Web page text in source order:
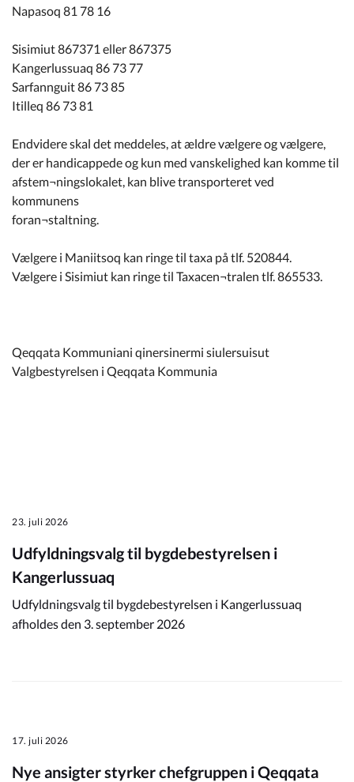
Napasoq 81 78 16
Sisimiut 867371 eller 867375
Kangerlussuaq 86 73 77
Sarfannguit 86 73 85
Itilleq 86 73 81
Endvidere skal det meddeles, at ældre vælgere og vælgere,
der er handicappede og kun med vanskelighed kan komme til
afstem¬ningslokalet, kan blive transporteret ved
kommunens
foran¬staltning.
Vælgere i Maniitsoq kan ringe til taxa på tlf. 520844.
Vælgere i Sisimiut kan ringe til Taxacen¬tralen tlf. 865533.
Qeqqata Kommuniani qinersinermi siulersuisut
Valgbestyrelsen i Qeqqata Kommunia
23. juli 2026
Udfyldningsvalg til bygdebestyrelsen i
Kangerlussuaq
Udfyldningsvalg til bygdebestyrelsen i Kangerlussuaq
afholdes den 3. september 2026
17. juli 2026
Nye ansigter styrker chefgruppen i Qeqqata